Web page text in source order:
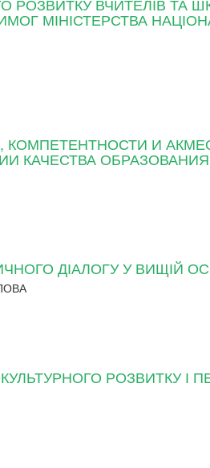
МІНІСТЕРСТВА
И
КАЧЕСТВА ОБРАЗОВАНИЯ
ДІАЛОГУ У ВИЩІЙ
РОЗВИТКУ І